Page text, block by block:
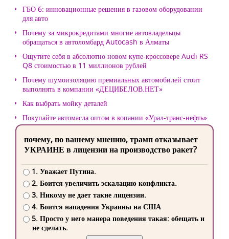
ГБО 6: инновационные решения в газовом оборудовании
для авто
Почему за микрокредитами многие автовладельцы
обращаться в автоломбард Autocash в Алматы
Ощутите себя в абсолютно новом купе-кроссовере Audi RS
Q8 стоимостью в 11 миллионов рублей
Почему шумоизоляцию премиальных автомобилей стоит
выполнять в компании «ДЕЦИБЕЛОВ.НЕТ»
Как выбрать мойку деталей
Покупайте автомасла оптом в копании «Урал-транс-нефть»
почему, по вашему мнению, трамп отказывает
УКРАИНЕ в лицензии на производство ракет?
1. Уважает Путина.
2. Боится увеличить эскалацию конфликта.
3. Никому не дает такие лицензии.
4. Боится нападения Украины на США
5. Просто у него манера поведения такая: обещать и
не сделать.